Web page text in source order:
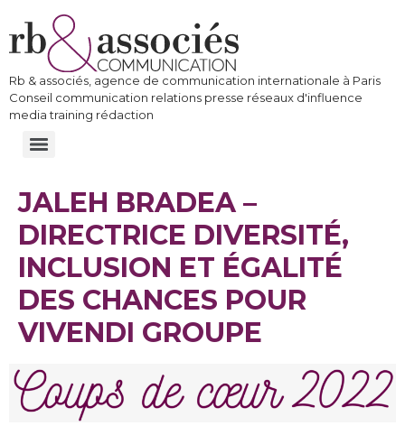
Rb & associés, agence de communication internationale à Paris
Conseil communication relations presse réseaux d'influence
media training rédaction
JALEH BRADEA –
DIRECTRICE DIVERSITÉ,
INCLUSION ET ÉGALITÉ
DES CHANCES POUR
VIVENDI GROUPE